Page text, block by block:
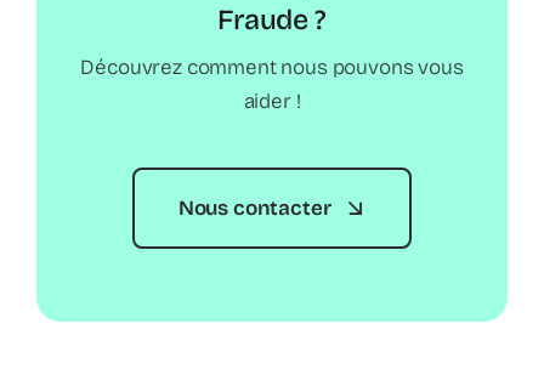
Fraude ?
Découvrez comment nous pouvons vous
aider !
Nous contacter